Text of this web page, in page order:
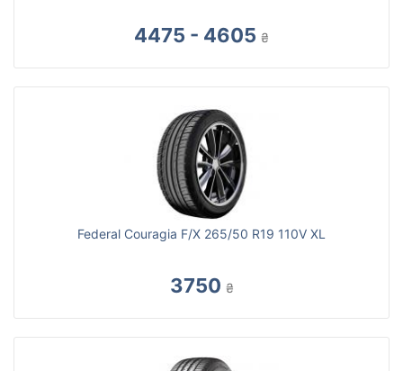
4475 - 4605 ₴
Federal Couragia F/X 265/50 R19 110V XL
3750 ₴